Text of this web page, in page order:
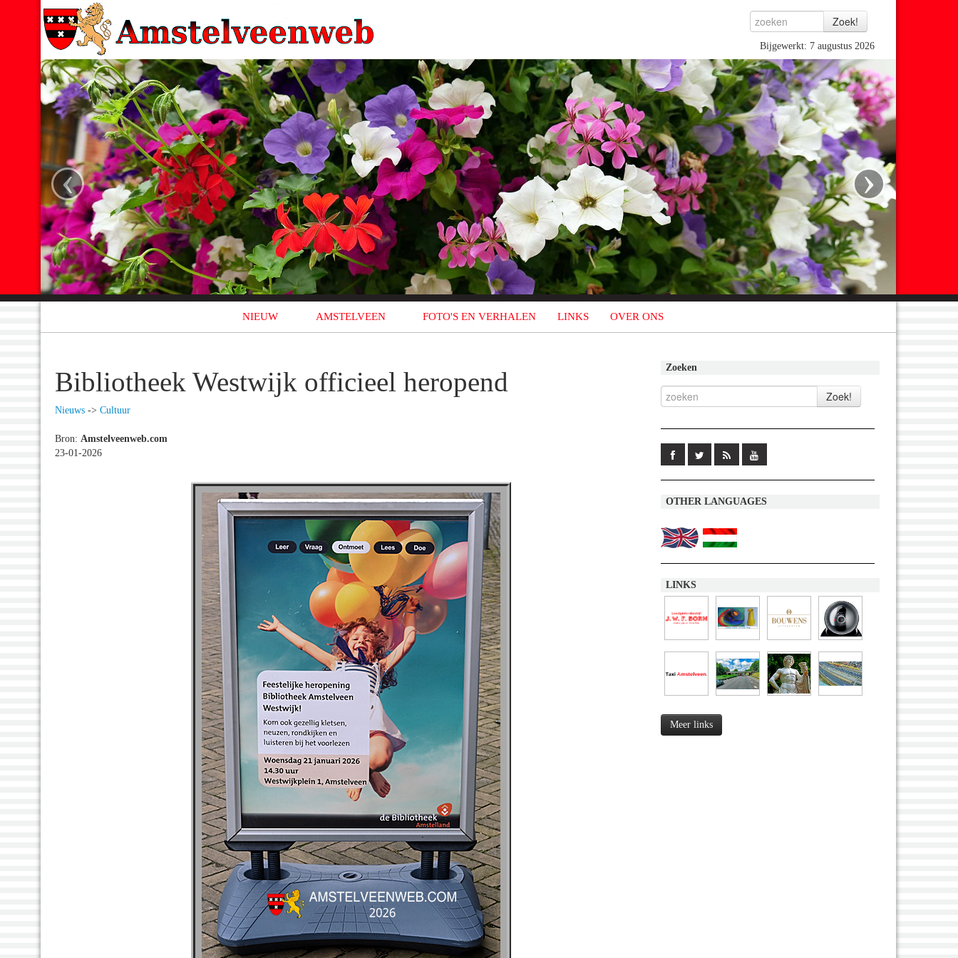
Bijgewerkt: 7 augustus 2026
‹ ›
NIEUW AMSTELVEEN FOTO'S EN VERHALEN LINKS OVER ONS
Bibliotheek Westwijk officieel heropend
Nieuws -> Cultuur
Bron: Amstelveenweb.com
23-01-2026
Zoeken
OTHER LANGUAGES
LINKS
Meer links